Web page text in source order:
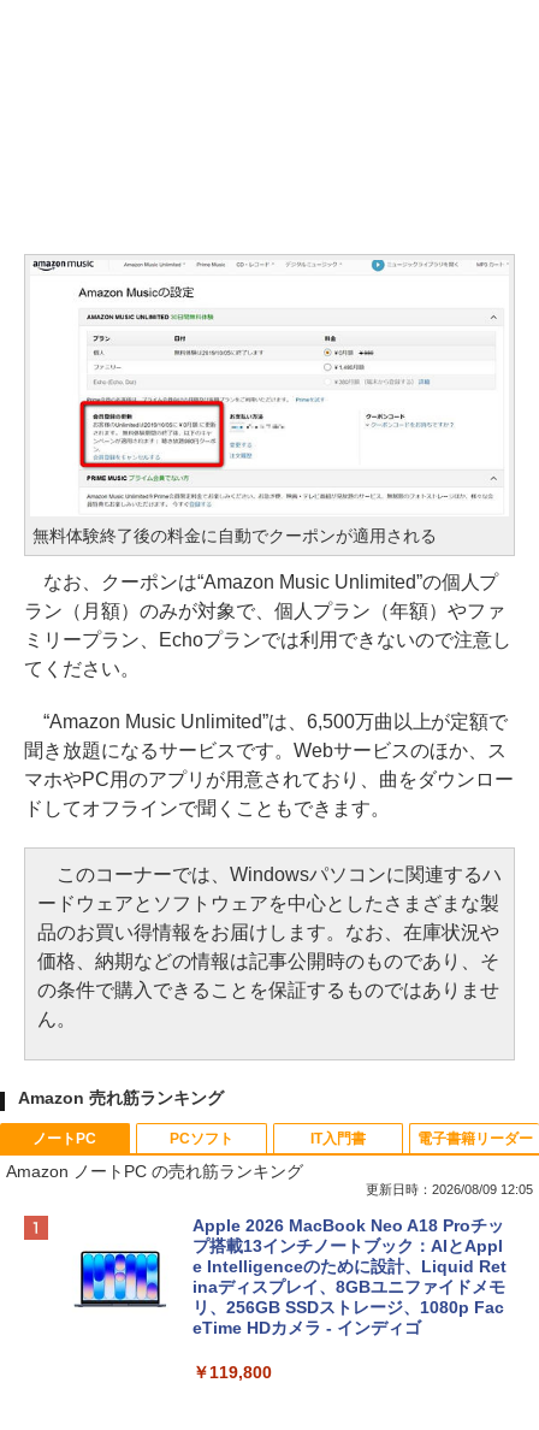
無料体験終了後の料金に自動でクーポンが適用される
なお、クーポンは“Amazon Music Unlimited”の個人プ
ラン（月額）のみが対象で、個人プラン（年額）やファ
ミリープラン、Echoプランでは利用できないので注意し
てください。
“Amazon Music Unlimited”は、6,500万曲以上が定額で
聞き放題になるサービスです。Webサービスのほか、ス
マホやPC用のアプリが用意されており、曲をダウンロー
ドしてオフラインで聞くこともできます。
このコーナーでは、Windowsパソコンに関連するハ
ードウェアとソフトウェアを中心としたさまざまな製
品のお買い得情報をお届けします。なお、在庫状況や
価格、納期などの情報は記事公開時のものであり、そ
の条件で購入できることを保証するものではありませ
ん。
Amazon 売れ筋ランキング
ノートPC
Amazon ノートPC の売れ筋ランキング
更新日時：2026/08/09 12:05
Apple 2026 MacBook Neo A18 Proチッ
プ搭載13インチノートブック：AIとAppl
e Intelligenceのために設計、Liquid Ret
inaディスプレイ、8GBユニファイドメモ
リ、256GB SSDストレージ、1080p Fac
eTime HDカメラ - インディゴ
￥119,800
PCソフト IT入門書 電子書籍リーダー